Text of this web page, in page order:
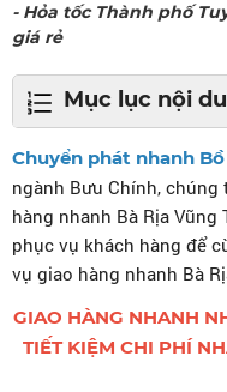
- Hỏa tốc Thành phố
giá rẻ
Mục lục nội
LIÊN HỆ CHUYỂN
CÓ THỂ BẠN
CHUYỂN PHÁT
CHUYỂN PHÁT
QUỐC
Chuyển phát nhanh Bồ
ngành Bưu Chính,
hàng nhanh Bà Rịa Vũng
phục vụ khách hàng để
vụ giao hàng nhanh Bà
GIAO HÀNG NHANH
TIẾT KIỆM CHI PHÍ